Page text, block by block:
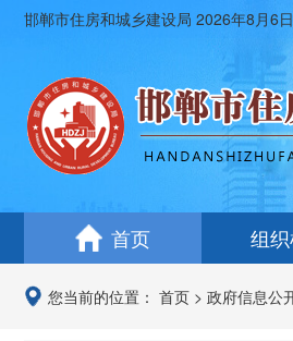
邯郸市住房和城乡建设局 2026年8月6
首页 组
您当前的位置： 首页 > 政府信息公